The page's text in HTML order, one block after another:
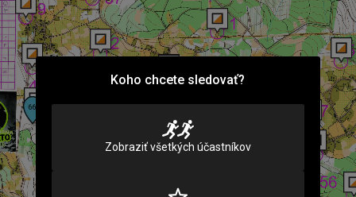
Koho chcete sledovať?
Zobraziť všetkých účastníkov
105